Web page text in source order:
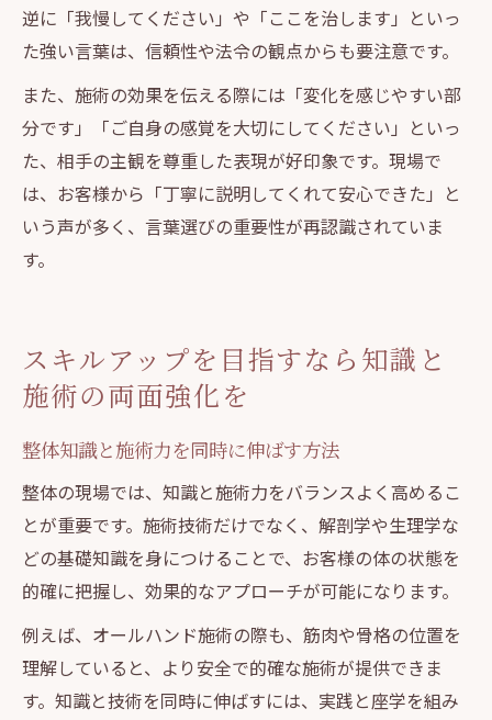
逆に「我慢してください」や「ここを治します」といっ
た強い言葉は、信頼性や法令の観点からも要注意です。
また、施術の効果を伝える際には「変化を感じやすい部
分です」「ご自身の感覚を大切にしてください」といっ
た、相手の主観を尊重した表現が好印象です。現場で
は、お客様から「丁寧に説明してくれて安心できた」と
いう声が多く、言葉選びの重要性が再認識されていま
す。
スキルアップを目指すなら知識と
施術の両面強化を
整体知識と施術力を同時に伸ばす方法
整体の現場では、知識と施術力をバランスよく高めるこ
とが重要です。施術技術だけでなく、解剖学や生理学な
どの基礎知識を身につけることで、お客様の体の状態を
的確に把握し、効果的なアプローチが可能になります。
例えば、オールハンド施術の際も、筋肉や骨格の位置を
理解していると、より安全で的確な施術が提供できま
す。知識と技術を同時に伸ばすには、実践と座学を組み